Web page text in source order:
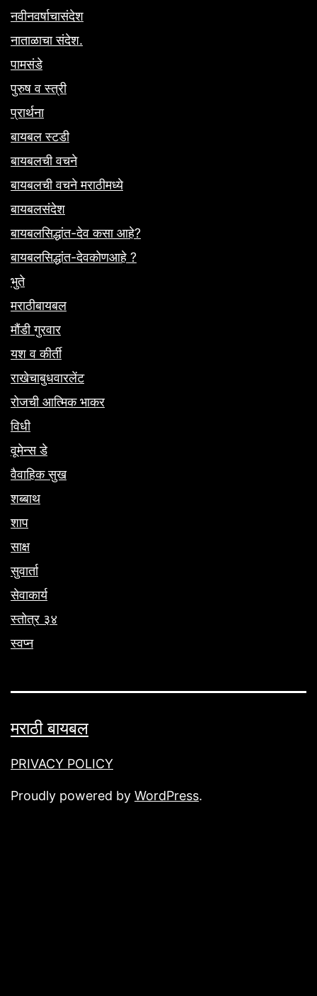
नवीनवर्षाचासंदेश
नाताळाचा संदेश.
पामसंडे
पुरुष व स्त्री
प्रार्थना
बायबल स्टडी
बायबलची वचने
बायबलची वचने मराठीमध्ये
बायबलसंदेश
बायबलसिद्धांत-देव कसा आहे?
बायबलसिद्धांत-देवकोणआहे ?
भुते
मराठीबायबल
मौंडी गुरवार
यश व कीर्ती
राखेचाबुधवारलेंट
रोजची आत्मिक भाकर
विधी
वूमेन्स डे
वैवाहिक सुख
शब्बाथ
शाप
साक्ष
सुवार्ता
सेवाकार्य
स्तोत्र ३४
स्वप्न
मराठी बायबल
PRIVACY POLICY
Proudly powered by WordPress.